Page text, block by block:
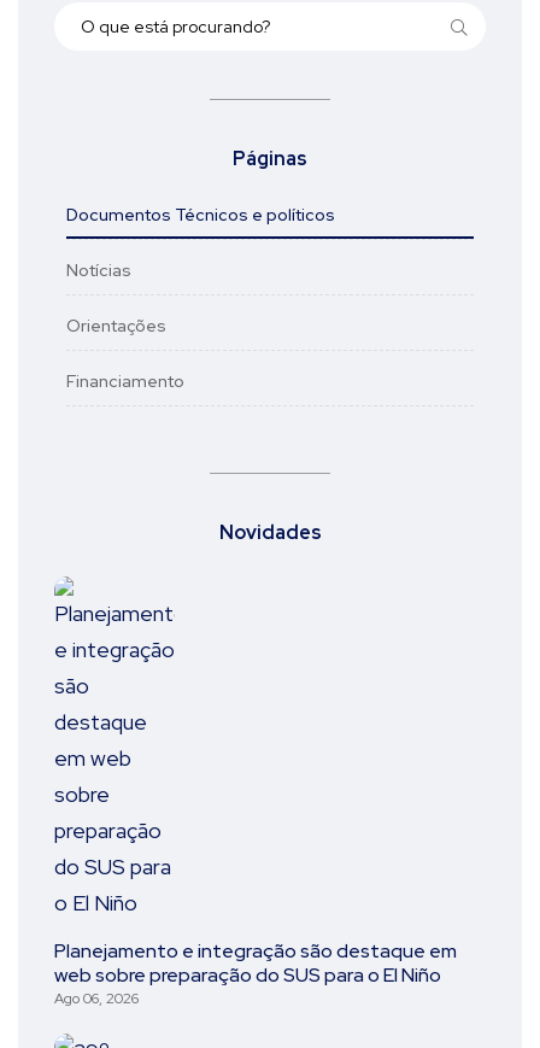
Páginas
Documentos Técnicos e políticos
Notícias
Orientações
Financiamento
Novidades
Planejamento e integração são destaque em
web sobre preparação do SUS para o El Niño
Ago 06, 2026